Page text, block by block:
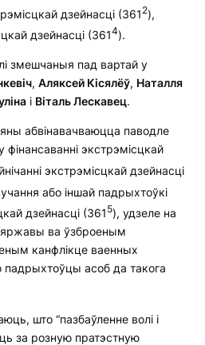
дзейнасці (361 2),
дзейнасці (3614).
змешчаныя пад вартай у
, Аляксей Кісялёў, Наталля
і Віталь Лескавец.
абвінавачваюцца паводле
экстрэмісцкай
экстрэмісцкай дзейнасці
або іншай падрыхтоўкі
дзейнасці (361 5), удзеле на
ва ўзброеным
канфлікце ваенных
асоб да такога
што “пазбаўленне волі і
за розную пратэстную